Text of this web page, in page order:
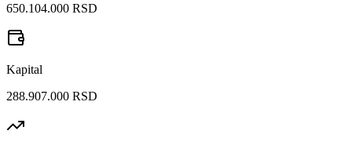
650.104.000 RSD
Kapital
288.907.000 RSD